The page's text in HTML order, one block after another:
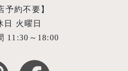
予約不要】
日 火曜日
11:30～18:00